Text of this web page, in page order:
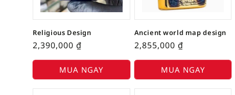
Religious Design
2,390,000 ₫
MUA NGAY
Ancient world map design
2,855,000 ₫
MUA NGAY